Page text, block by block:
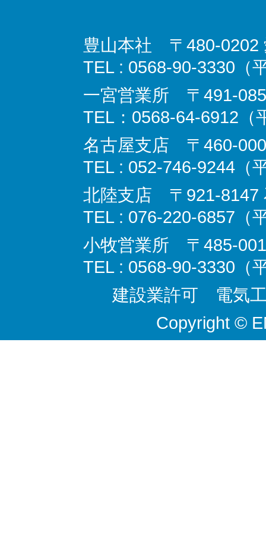
豊山本社 〒480-0202
TEL : 0568-90-3330（
一宮営業所 〒491-
TEL：0568-64-6912（
名古屋支店 〒
TEL : 052-746-9244（
北陸支店 〒921-8147
TEL : 076-220-6857（
小牧営業所 〒485-
TEL : 0568-90-3330（
建設業許可 電気
Copyright ©